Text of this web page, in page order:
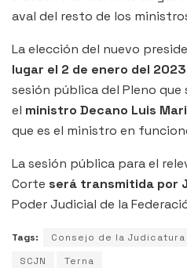
aval del resto de los
La elección del nuevo
lugar el 2 de enero del 2023
sesión pública del Pleno
el ministro Decano Luis
que es el ministro en
La sesión pública para el
Corte será transmitida por
Poder Judicial de la
Tags: Consejo de la
SCJN
Terna